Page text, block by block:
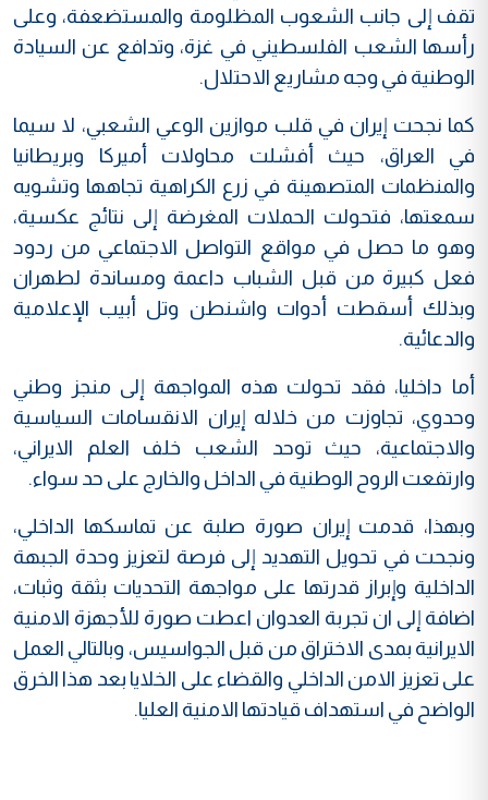
تقف إلى جانب الشعوب المظلومة والمستضعفة، وعلى
رأسها الشعب الفلسطيني في غزة، وتدافع عن السيادة
الوطنية في وجه مشاريع الاحتلال.
كما نجحت إيران في قلب موازين الوعي الشعبي، لا سيما
في العراق، حيث أفشلت محاولات أميركا وبريطانيا
والمنظمات المتصهينة في زرع الكراهية تجاهها وتشويه
سمعتها، فتحولت الحملات المغرضة إلى نتائج عكسية،
وهو ما حصل في مواقع التواصل الاجتماعي من ردود
فعل كبيرة من قبل الشباب داعمة ومساندة لطهران
وبذلك أسقطت أدوات واشنطن وتل أبيب الإعلامية
والدعائية.
أما داخليا، فقد تحولت هذه المواجهة إلى منجز وطني
وحدوي، تجاوزت من خلاله إيران الانقسامات السياسية
والاجتماعية، حيث توحد الشعب خلف العلم الايراني،
وارتفعت الروح الوطنية في الداخل والخارج على حد سواء.
وبهذا، قدمت إيران صورة صلبة عن تماسكها الداخلي،
ونجحت في تحويل التهديد إلى فرصة لتعزيز وحدة الجبهة
الداخلية وإبراز قدرتها على مواجهة التحديات بثقة وثبات،
اضافة إلى ان تجربة العدوان اعطت صورة للأجهزة الامنية
الايرانية بمدى الاختراق من قبل الجواسيس، وبالتالي العمل
على تعزيز الامن الداخلي والقضاء على الخلايا بعد هذا الخرق
الواضح في استهداف قيادتها الامنية العليا.